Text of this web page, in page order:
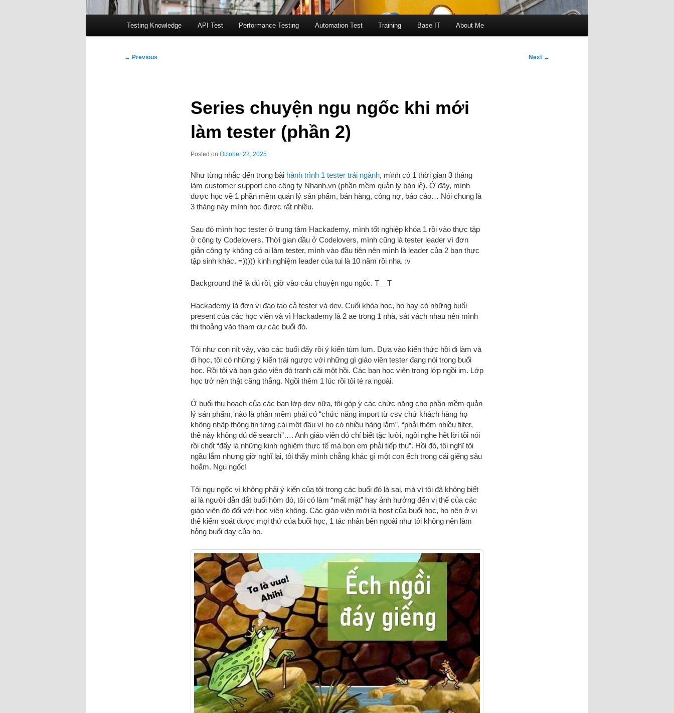
Testing Knowledge API Test Performance Testing Automation Test Training Base IT About Me
Post
← Previous Next →
Series chuyện ngu ngốc khi mới
làm tester (phần 2)
Posted on October 22, 2025
Như từng nhắc đến trong bài hành trình 1 tester trái ngành, mình có 1 thời gian 3 tháng
làm customer support cho công ty Nhanh.vn (phần mềm quản lý bán lẻ). Ở đây, mình
được học về 1 phần mềm quản lý sản phẩm, bán hàng, công nợ, báo cáo… Nói chung là
3 tháng này mình học được rất nhiều.
Sau đó mình học tester ở trung tâm Hackademy, mình tốt nghiệp khóa 1 rồi vào thực tập
ở công ty Codelovers. Thời gian đầu ở Codelovers, mình cũng là tester leader vì đơn
giản công ty không có ai làm tester, mình vào đầu tiên nên mình là leader của 2 bạn thực
tập sinh khác. =))))) kinh nghiệm leader của tui là 10 năm rồi nha. :v
Background thế là đủ rồi, giờ vào câu chuyện ngu ngốc. T__T
Hackademy là đơn vị đào tạo cả tester và dev. Cuối khóa học, họ hay có những buổi
present của các học viên và vì Hackademy là 2 ae trong 1 nhà, sát vách nhau nên mình
thi thoảng vào tham dự các buổi đó.
Tôi như con nít vậy, vào các buổi đấy rồi ý kiến tùm lum. Dựa vào kiến thức hồi đi làm và
đi học, tôi có những ý kiến trái ngược với những gì giáo viên tester đang nói trong buổi
học. Rồi tôi và bạn giáo viên đó tranh cãi một hồi. Các bạn học viên trong lớp ngồi im. Lớp
học trở nên thật căng thẳng. Ngồi thêm 1 lúc rồi tôi té ra ngoài.
Ở buổi thu hoạch của các bạn lớp dev nữa, tôi góp ý các chức năng cho phần mềm quản
lý sản phẩm, nào là phần mềm phải có “chức năng import từ csv chứ khách hàng họ
không nhập thông tin từng cái một đâu vì họ có nhiều hàng lắm”, “phải thêm nhiều filter,
thế này không đủ để search”…. Anh giáo viên đó chỉ biết tặc lưỡi, ngồi nghe hết lời tôi nói
rồi chốt “đấy là những kinh nghiệm thực tế mà bọn em phải tiếp thu”. Hồi đó, tôi nghĩ tôi
ngầu lắm nhưng giờ nghĩ lại, tôi thấy mình chẳng khác gì một con ếch trong cái giếng sâu
hoắm. Ngu ngốc!
Tôi ngu ngốc vì không phải ý kiến của tôi trong các buổi đó là sai, mà vì tôi đã không biết
ai là người dẫn dắt buổi hôm đó, tôi có làm “mất mặt” hay ảnh hưởng đến vị thế của các
giáo viên đó đối với học viên không. Các giáo viên mới là host của buổi học, họ nên ở vị
thế kiểm soát được mọi thứ của buổi học, 1 tác nhân bên ngoài như tôi không nên làm
hỏng buổi dạy của họ.